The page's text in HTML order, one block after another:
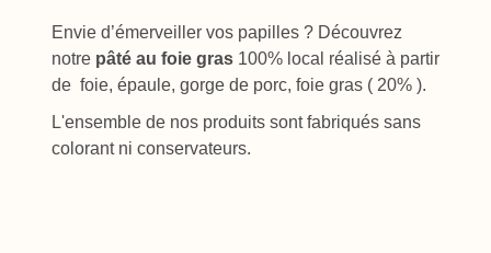
Envie d’émerveiller vos papilles ? Découvrez
notre pâté au foie gras 100% local réalisé à partir
de ​​​foie, épaule, gorge de porc, foie gras ( 20% ).
L'ensemble de nos produits sont fabriqués sans
colorant ni conservateurs.